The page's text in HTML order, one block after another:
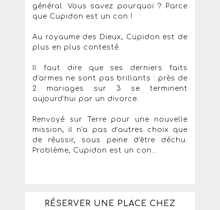
général. Vous savez pourquoi ? Parce
que Cupidon est un con !
Au royaume des Dieux, Cupidon est de
plus en plus contesté.
Il faut dire que ses derniers faits
d'armes ne sont pas brillants : près de
2 mariages sur 3 se terminent
aujourd'hui par un divorce.
Renvoyé sur Terre pour une nouvelle
mission, il n'a pas d'autres choix que
de réussir, sous peine d'être déchu.
Problème, Cupidon est un con...
RÉSERVER UNE PLACE CHEZ